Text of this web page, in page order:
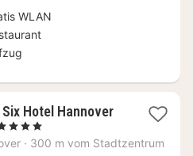
WLAN
Hotel Hannover
4 Sterne
· 300 m vom Stadtzentrum